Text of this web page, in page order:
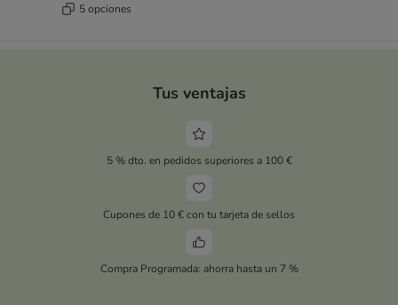
5 opciones
Tus ventajas
5 % dto. en pedidos superiores a 100 €
Cupones de 10 € con tu tarjeta de sellos
Compra Programada: ahorra hasta un 7 %